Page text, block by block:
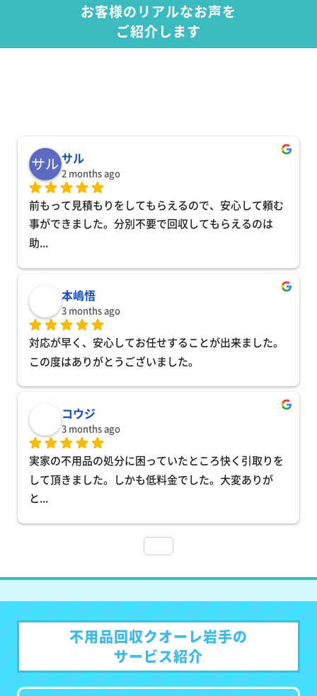
お客様のリアルなお声を
ご紹介します
サル
2 months ago
前もって見積もりをしてもらえるので、安心して頼む
事ができました。分別不要で回収してもらえるのは
助...
本嶋悟
3 months ago
対応が早く、安心してお任せすることが出来ました。
この度はありがとうございました。
コウジ
3 months ago
実家の不用品の処分に困っていたところ快く引取りを
して頂きました。しかも低料金でした。大変ありが
と...
不用品回収クオーレ岩手の
サービス紹介